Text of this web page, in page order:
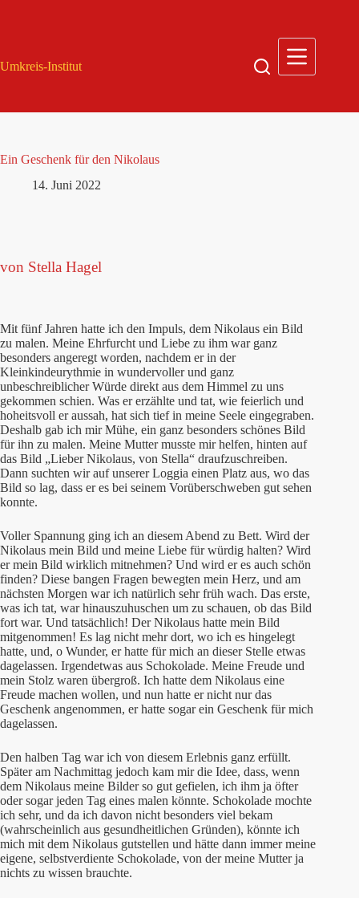
Umkreis-Institut
Ein Geschenk für den Nikolaus
14. Juni 2022
von Stella Hagel
Mit fünf Jahren hatte ich den Impuls, dem Nikolaus ein Bild
zu malen. Meine Ehrfurcht und Liebe zu ihm war ganz
besonders angeregt worden, nachdem er in der
Kleinkindeurythmie in wundervoller und ganz
unbeschreiblicher Würde direkt aus dem Himmel zu uns
gekommen schien. Was er erzählte und tat, wie feierlich und
hoheitsvoll er aussah, hat sich tief in meine Seele eingegraben.
Deshalb gab ich mir Mühe, ein ganz besonders schönes Bild
für ihn zu malen. Meine Mutter musste mir helfen, hinten auf
das Bild „Lieber Nikolaus, von Stella“ draufzuschreiben.
Dann suchten wir auf unserer Loggia einen Platz aus, wo das
Bild so lag, dass er es bei seinem Vorüberschweben gut sehen
konnte.
Voller Spannung ging ich an diesem Abend zu Bett. Wird der
Nikolaus mein Bild und meine Liebe für würdig halten? Wird
er mein Bild wirklich mitnehmen? Und wird er es auch schön
finden? Diese bangen Fragen bewegten mein Herz, und am
nächsten Morgen war ich natürlich sehr früh wach. Das erste,
was ich tat, war hinauszuhuschen um zu schauen, ob das Bild
fort war. Und tatsächlich! Der Nikolaus hatte mein Bild
mitgenommen! Es lag nicht mehr dort, wo ich es hingelegt
hatte, und, o Wunder, er hatte für mich an dieser Stelle etwas
dagelassen. Irgendetwas aus Schokolade. Meine Freude und
mein Stolz waren übergroß. Ich hatte dem Nikolaus eine
Freude machen wollen, und nun hatte er nicht nur das
Geschenk angenommen, er hatte sogar ein Geschenk für mich
dagelassen.
Den halben Tag war ich von diesem Erlebnis ganz erfüllt.
Später am Nachmittag jedoch kam mir die Idee, dass, wenn
dem Nikolaus meine Bilder so gut gefielen, ich ihm ja öfter
oder sogar jeden Tag eines malen könnte. Schokolade mochte
ich sehr, und da ich davon nicht besonders viel bekam
(wahrscheinlich aus gesundheitlichen Gründen), könnte ich
mich mit dem Nikolaus gutstellen und hätte dann immer meine
eigene, selbstverdiente Schokolade, von der meine Mutter ja
nichts zu wissen brauchte.